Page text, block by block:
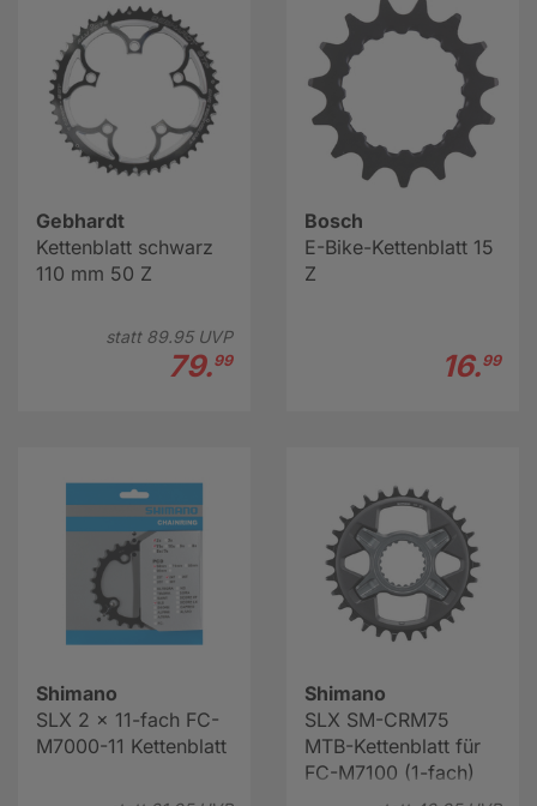
Gebhardt
Kettenblatt schwarz
110 mm 50 Z
statt 89.95UVP
79.99
Bosch
E-Bike-Kettenblatt 15
Z
16.99
Shimano
SLX 2 x 11-fach FC-
M7000-11 Kettenblatt
Shimano
SLX SM-CRM75
MTB-Kettenblatt für
FC-M7100 (1-fach)